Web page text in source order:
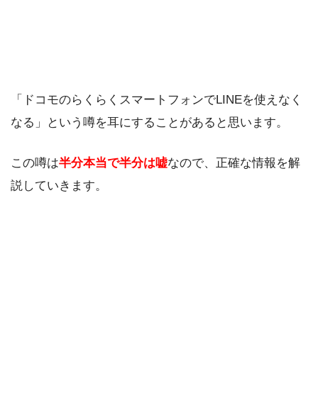
「ドコモのらくらくスマートフォンでLINEを使えなく
なる」という噂を耳にすることがあると思います。
この噂は半分本当で半分は嘘なので、正確な情報を解
説していきます。